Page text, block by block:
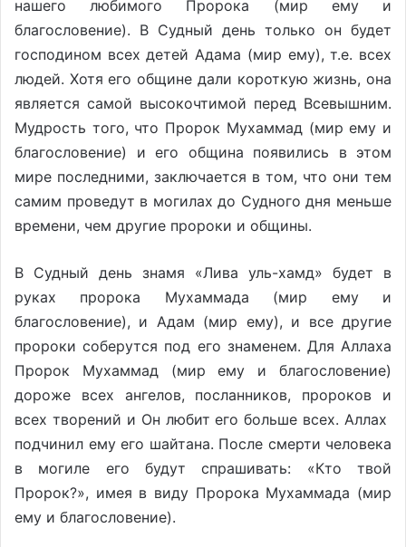
нашего любимого Пророка (мир ему и
благословение). В Судный день только он будет
господином всех детей Адама (мир ему), т.е. всех
людей. Хотя его общине дали короткую жизнь, она
является самой высокочтимой перед Всевышним.
Мудрость того, что Пророк Мухаммад (мир ему и
благословение) и его община появились в этом
мире последними, заключается в том, что они тем
самим проведут в могилах до Судного дня меньше
времени, чем другие пророки и общины.
В Судный день знамя «Лива уль-хамд» будет в
руках пророка Мухаммада (мир ему и
благословение), и Адам (мир ему), и все другие
пророки собе­рутся под его знаменем. Для Аллаха
Пророк Мухаммад (мир ему и благословение)
дороже всех ангелов, посланников, пророков и
всех творений и Он любит его больше всех. Аллах
подчинил ему его шайтана. После смерти человека
в могиле его будут спрашивать: «Кто твой
Пророк?», имея в виду Пророка Мухаммада (мир
ему и благословение).